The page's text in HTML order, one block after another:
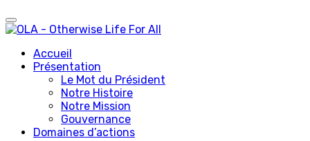
Accueil
Présentation
Le Mot du Président
Notre Histoire
Notre Mission
Gouvernance
Domaines d’actions